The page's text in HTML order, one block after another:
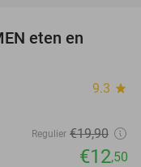
eten en
9.3 star
Regulier €19,90
€12,50